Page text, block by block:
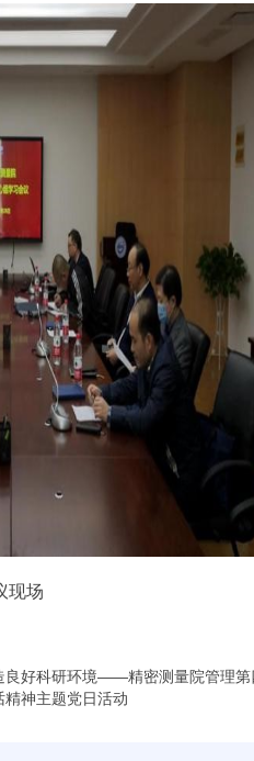
现场
良好科研环境——精密测量院管理第
神主题党日活动